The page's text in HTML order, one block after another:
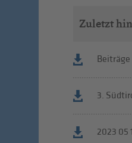
Zuletzt
3.
2023 05